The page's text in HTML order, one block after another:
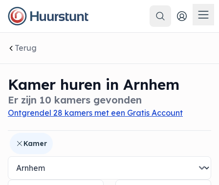
Zoeken
Terug
Kamer huren in Arnhem
Er zijn 10 kamers gevonden
Ontgrendel 28 kamers met een Gratis Account
sluiten
Kamer